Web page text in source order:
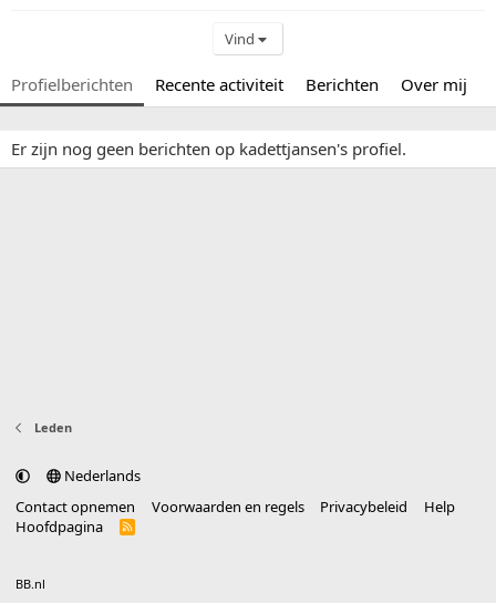
Vind
Profielberichten Recente activiteit Berichten Over mij
Er zijn nog geen berichten op kadettjansen's profiel.
Leden
Nederlands
Contact opnemen
Voorwaarden en regels Privacybeleid
Help
Hoofdpagina
R
BB.nl